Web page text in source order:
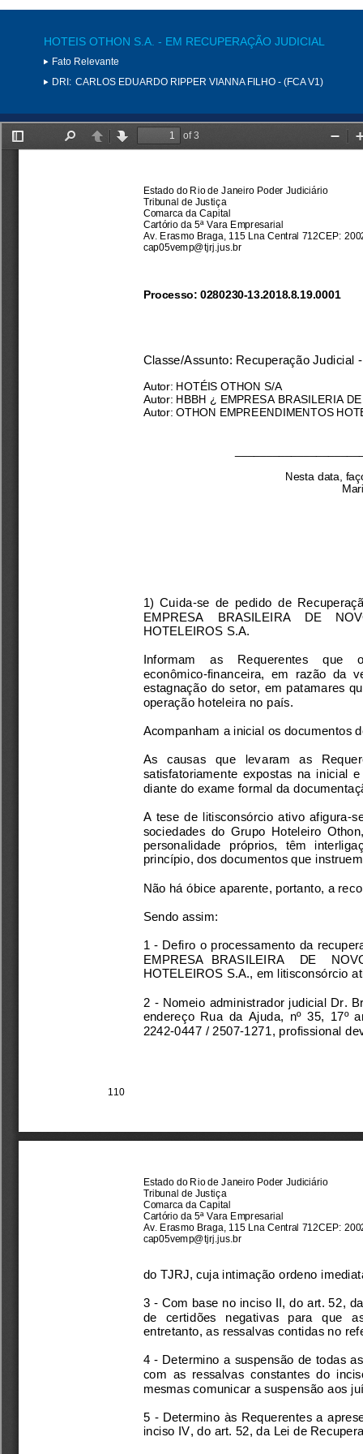
HOTEIS OTHON S.A. - EM RECUPERAÇÃO JUDICIAL
Fato Relevante
DRI: CARLOS EDUARDO RIPPER VIANNA FILHO - (FCA V1)